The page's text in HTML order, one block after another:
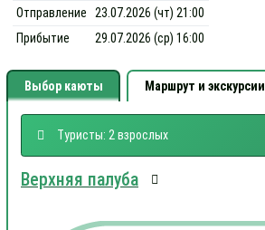
Отправление
23.07.2026 (чт) 21:00
Прибытие
29.07.2026 (ср) 16:00
Выбор каюты Маршрут и экскурсии
Туристы: 2 взрослых
Верхняя палуба